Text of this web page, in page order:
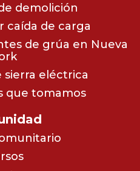
demolición
caída de carga
de grúa en Nueva
sierra eléctrica
que tomamos